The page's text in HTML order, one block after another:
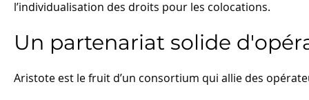
l’individualisation des droits pour les colocations.
Un partenariat solide
Aristote est le fruit d’un consortium qui allie des